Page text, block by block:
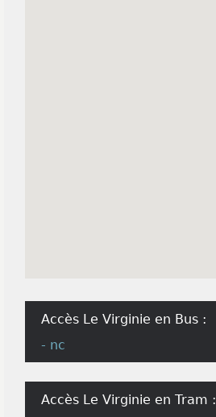
Accès Le Virginie en Bus :
- nc
Accès Le Virginie en Tram :